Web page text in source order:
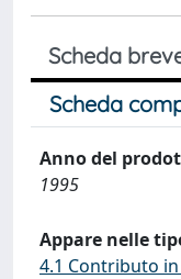
Scheda
Scheda
Anno del
1995
Appare nelle
4.1 Contributo